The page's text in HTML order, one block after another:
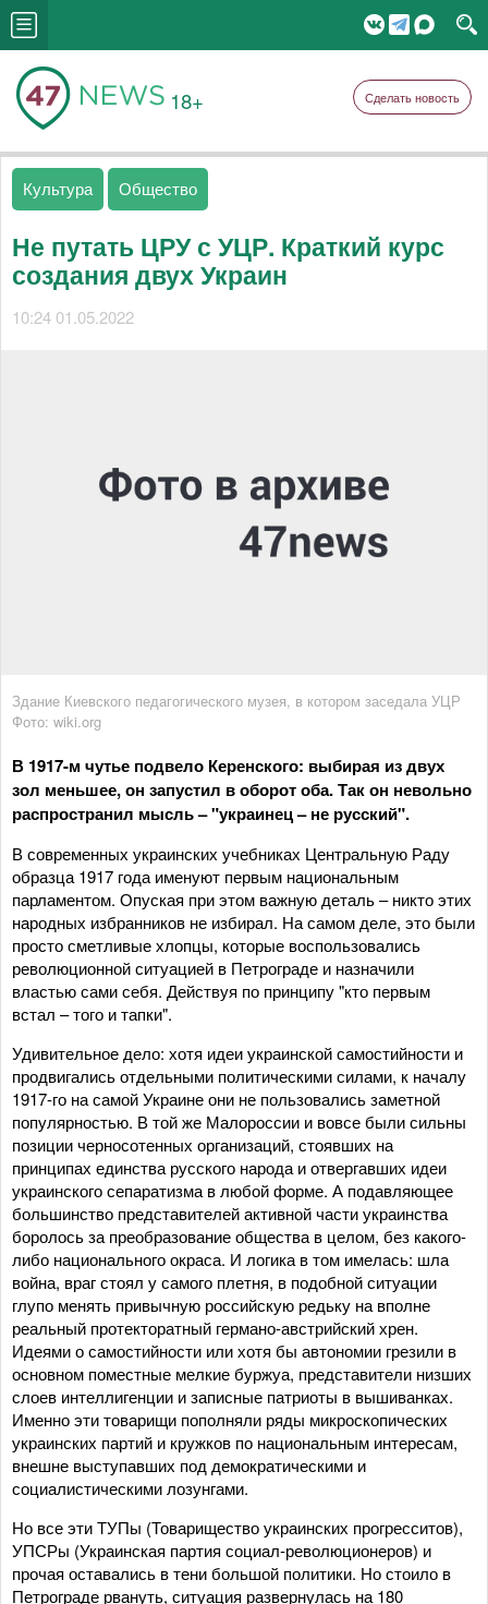
18+ Сделать новость
Культура Общество
Не путать ЦРУ с УЦР. Краткий курс
создания двух Украин
10:24 01.05.2022
Здание Киевского педагогического музея, в котором заседала УЦР
Фото: wiki.org
В 1917-м чутье подвело Керенского: выбирая из двух
зол меньшее, он запустил в оборот оба. Так он невольно
распространил мысль – "украинец – не русский".
В современных украинских учебниках Центральную Раду
образца 1917 года именуют первым национальным
парламентом. Опуская при этом важную деталь – никто этих
народных избранников не избирал. На самом деле, это были
просто сметливые хлопцы, которые воспользовались
революционной ситуацией в Петрограде и назначили
властью сами себя. Действуя по принципу "кто первым
встал – того и тапки".
Удивительное дело: хотя идеи украинской самостийности и
продвигались отдельными политическими силами, к началу
1917-го на самой Украине они не пользовались заметной
популярностью. В той же Малороссии и вовсе были сильны
позиции черносотенных организаций, стоявших на
принципах единства русского народа и отвергавших идеи
украинского сепаратизма в любой форме. А подавляющее
большинство представителей активной части украинства
боролось за преобразование общества в целом, без какого-
либо национального окраса. И логика в том имелась: шла
война, враг стоял у самого плетня, в подобной ситуации
глупо менять привычную российскую редьку на вполне
реальный протекторатный германо-австрийский хрен.
Идеями о самостийности или хотя бы автономии грезили в
основном поместные мелкие буржуа, представители низших
слоев интеллигенции и записные патриоты в вышиванках.
Именно эти товарищи пополняли ряды микроскопических
украинских партий и кружков по национальным интересам,
внешне выступавших под демократическими и
социалистическими лозунгами.
Но все эти ТУПы (Товарищество украинских прогресситов),
УПСРы (Украинская партия социал-революционеров) и
прочая оставались в тени большой политики. Но стоило в
Петрограде рвануть, ситуация развернулась на 180